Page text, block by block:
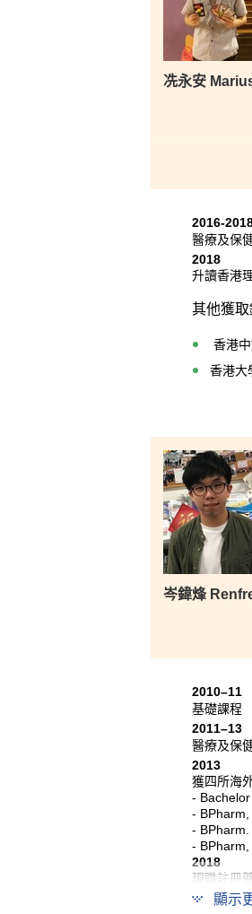
冼永安
2016-
醫療及保
2018
升讀香港
其他獲取
香港
香港大
岑鍏烽
2010–11
基礎課程
2011–13
醫療及保
2013
獲四所海
-
-
-
-
2018
現職註冊
顯示